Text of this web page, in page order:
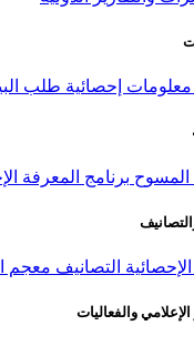
إحصائية طلب
المسوح برنامج المعرفة
الإحصائية التصانيف معجم
الإعلامي والفعاليات